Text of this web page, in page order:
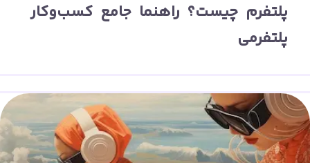
پلتفرم چیست؟ راهنما جامع کسب‌وکار
پلتفرمی